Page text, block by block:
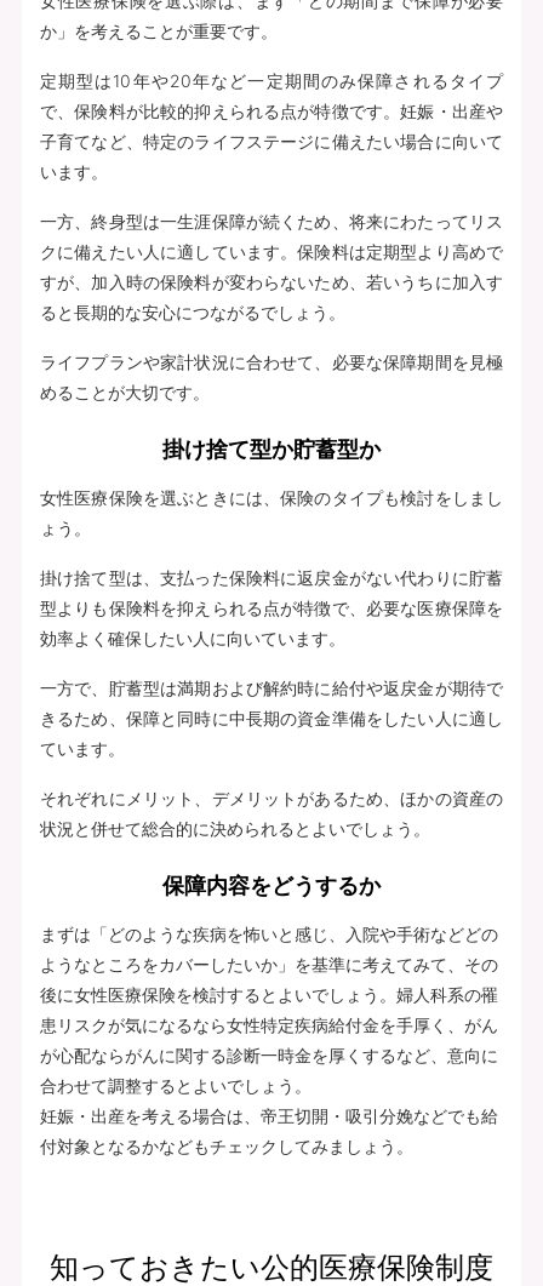
か」を考えることが重要です。
定期型は10年や20年など一定期間のみ保障されるタイプ
で、保険料が比較的抑えられる点が特徴です。妊娠・出産や
子育てなど、特定のライフステージに備えたい場合に向いて
います。
一方、終身型は一生涯保障が続くため、将来にわたってリス
クに備えたい人に適しています。保険料は定期型より高めで
すが、加入時の保険料が変わらないため、若いうちに加入す
ると長期的な安心につながるでしょう。
ライフプランや家計状況に合わせて、必要な保障期間を見極
めることが大切です。
掛け捨て型か貯蓄型か
女性医療保険を選ぶときには、保険のタイプも検討をしまし
ょう。
掛け捨て型は、支払った保険料に返戻金がない代わりに貯蓄
型よりも保険料を抑えられる点が特徴で、必要な医療保障を
効率よく確保したい人に向いています。
一方で、貯蓄型は満期および解約時に給付や返戻金が期待で
きるため、保障と同時に中長期の資金準備をしたい人に適し
ています。
それぞれにメリット、デメリットがあるため、ほかの資産の
状況と併せて総合的に決められるとよいでしょう。
保障内容をどうするか
まずは「どのような疾病を怖いと感じ、入院や手術などどの
ようなところをカバーしたいか」を基準に考えてみて、その
後に女性医療保険を検討するとよいでしょう。婦人科系の罹
患リスクが気になるなら女性特定疾病給付金を手厚く、がん
が心配ならがんに関する診断一時金を厚くするなど、意向に
合わせて調整するとよいでしょう。
妊娠・出産を考える場合は、帝王切開・吸引分娩などでも給
付対象となるかなどもチェックしてみましょう。
知っておきたい公的医療保険制度